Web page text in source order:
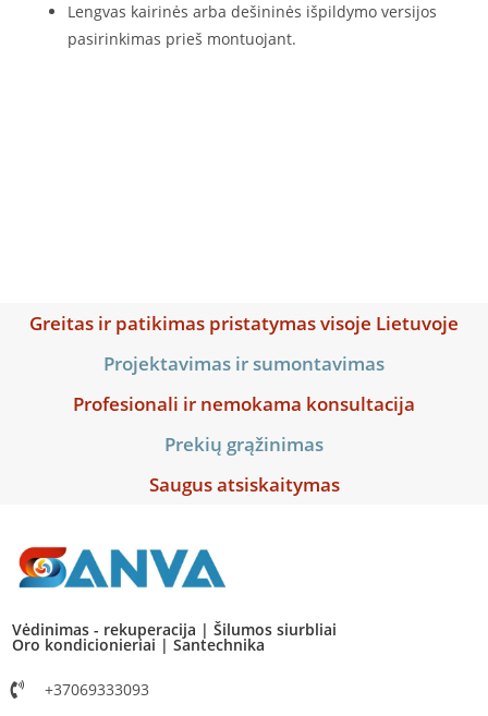
Lengvas kairinės arba dešininės išpildymo versijos
pasirinkimas prieš montuojant.
Greitas ir patikimas pristatymas visoje Lietuvoje
Projektavimas ir sumontavimas
Profesionali ir nemokama konsultacija
Prekių grąžinimas
Saugus atsiskaitymas
Vėdinimas - rekuperacija | Šilumos siurbliai
Oro kondicionieriai | Santechnika
+37069333093